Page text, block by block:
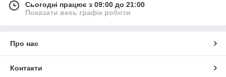
Сьогодні працює з 09:00 до 21:00
Показати весь графік роботи
Про нас
Контакти